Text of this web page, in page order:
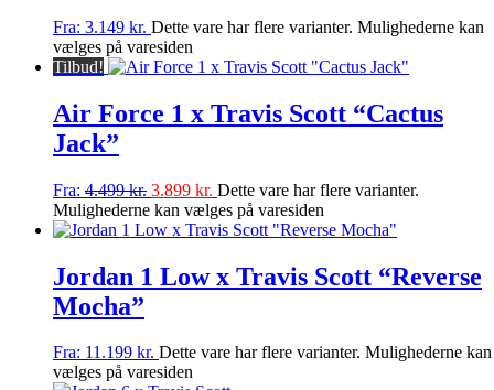
Fra: 3.149 kr. Dette vare har flere varianter. Mulighederne kan
vælges på varesiden
Tilbud!
Air Force 1 x Travis Scott “Cactus
Jack”
Fra: 4.499kr. 3.899 kr. Dette vare har flere varianter.
Mulighederne kan vælges på varesiden
Jordan 1 Low x Travis Scott “Reverse
Mocha”
Fra: 11.199 kr. Dette vare har flere varianter. Mulighederne kan
vælges på varesiden